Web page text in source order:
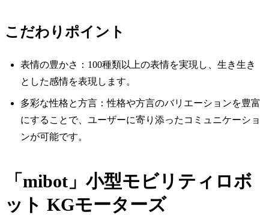
こだわりポイント
表情の豊かさ：100種類以上の表情を実現し、生き生き
とした感情を表現します。
多彩な性格と方言：性格や方言のバリエーションを豊富
にすることで、ユーザーに寄り添ったコミュニケーショ
ンが可能です。
「mibot」小型モビリティロボ
ット KGモーターズ